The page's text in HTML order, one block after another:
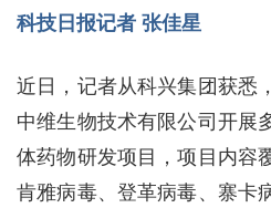
科技日报记者 张佳星
近日，记者从科兴集团获悉
中维生物技术有限公司开展
体药物研发项目，项目内容
肯雅病毒、登革病毒、寨卡